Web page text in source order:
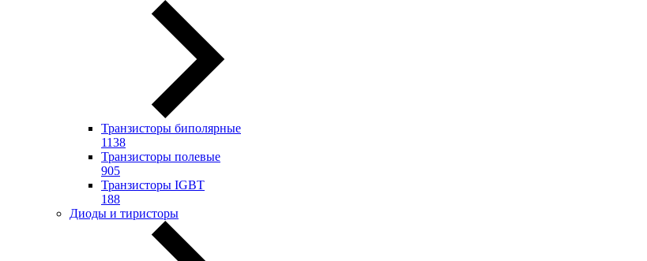
Транзисторы биполярные
1138
Транзисторы полевые
905
Транзисторы IGBT
188
Диоды и тиристоры